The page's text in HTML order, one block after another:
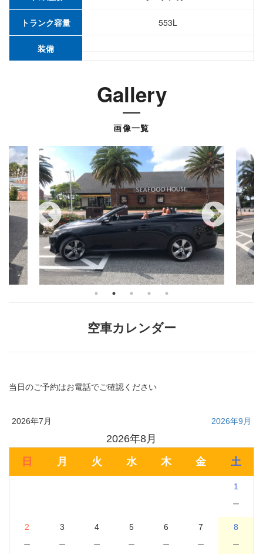
トランク容量 553L
装備
Gallery
画像一覧
空車カレンダー
当日のご予約はお電話でご確認ください
2026年7月 2026年9月
2026年8月
日
月 火 水 木 金 土
1
－
2
－
3
－
4
－
5
－
6
－
7
－
8
－